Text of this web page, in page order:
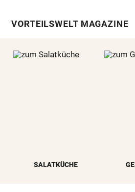
VORTEILSWELT MAGAZINE
SALATKÜCHE